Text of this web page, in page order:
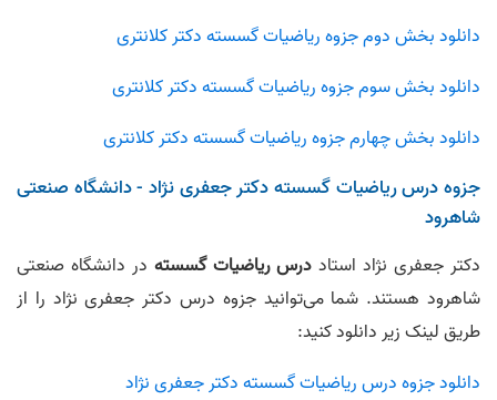
دانلود بخش دوم جزوه ریاضیات گسسته دکتر کلانتری
دانلود بخش سوم جزوه ریاضیات گسسته دکتر کلانتری
دانلود بخش چهارم جزوه ریاضیات گسسته دکتر کلانتری
جزوه درس ریاضیات گسسته دکتر جعفری نژاد - دانشگاه صنعتی
شاهرود
دکتر جعفری نژاد استاد درس ریاضیات گسسته در دانشگاه صنعتی
شاهرود هستند. شما می‌توانید جزوه درس دکتر جعفری نژاد را از
طریق لینک زیر دانلود کنید:
دانلود جزوه درس ریاضیات گسسته دکتر جعفری نژاد